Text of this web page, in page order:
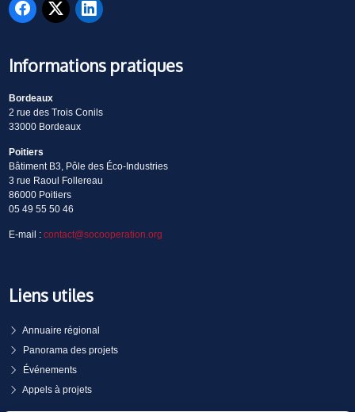
Informations pratiques
Bordeaux
2 rue des Trois Conils
33000 Bordeaux
Poitiers
Bâtiment B3, Pôle des Éco-Industries
3 rue Raoul Follereau
86000 Poitiers
05 49 55 50 46
E-mail : contact@socooperation.org
Liens utiles
Annuaire régional
Panorama des projets
Événements
Appels à projets